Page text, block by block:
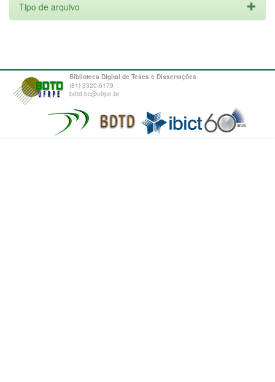
Tipo de arquivo
Biblioteca Digital de Teses e Dissertações
(81) 3320-6179
bdtd.bc@ufrpe.br